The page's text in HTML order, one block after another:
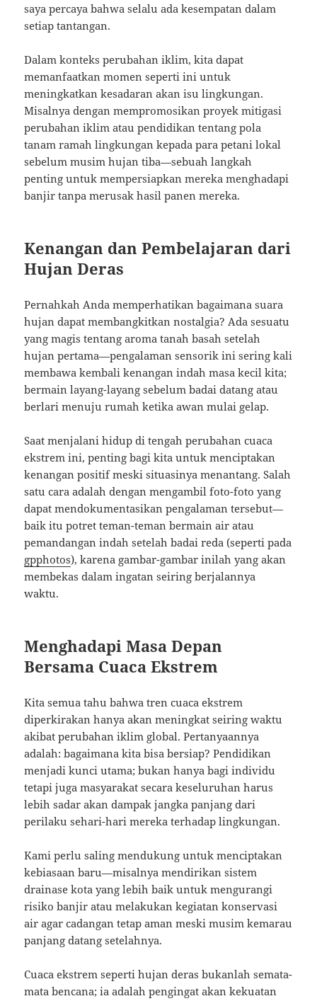
saya percaya bahwa selalu ada kesempatan dalam
setiap tantangan.
Dalam konteks perubahan iklim, kita dapat
memanfaatkan momen seperti ini untuk
meningkatkan kesadaran akan isu lingkungan.
Misalnya dengan mempromosikan proyek mitigasi
perubahan iklim atau pendidikan tentang pola
tanam ramah lingkungan kepada para petani lokal
sebelum musim hujan tiba—sebuah langkah
penting untuk mempersiapkan mereka menghadapi
banjir tanpa merusak hasil panen mereka.
Kenangan dan Pembelajaran dari
Hujan Deras
Pernahkah Anda memperhatikan bagaimana suara
hujan dapat membangkitkan nostalgia? Ada sesuatu
yang magis tentang aroma tanah basah setelah
hujan pertama—pengalaman sensorik ini sering kali
membawa kembali kenangan indah masa kecil kita;
bermain layang-layang sebelum badai datang atau
berlari menuju rumah ketika awan mulai gelap.
Saat menjalani hidup di tengah perubahan cuaca
ekstrem ini, penting bagi kita untuk menciptakan
kenangan positif meski situasinya menantang. Salah
satu cara adalah dengan mengambil foto-foto yang
dapat mendokumentasikan pengalaman tersebut—
baik itu potret teman-teman bermain air atau
pemandangan indah setelah badai reda (seperti pada
gpphotos), karena gambar-gambar inilah yang akan
membekas dalam ingatan seiring berjalannya
waktu.
Menghadapi Masa Depan
Bersama Cuaca Ekstrem
Kita semua tahu bahwa tren cuaca ekstrem
diperkirakan hanya akan meningkat seiring waktu
akibat perubahan iklim global. Pertanyaannya
adalah: bagaimana kita bisa bersiap? Pendidikan
menjadi kunci utama; bukan hanya bagi individu
tetapi juga masyarakat secara keseluruhan harus
lebih sadar akan dampak jangka panjang dari
perilaku sehari-hari mereka terhadap lingkungan.
Kami perlu saling mendukung untuk menciptakan
kebiasaan baru—misalnya mendirikan sistem
drainase kota yang lebih baik untuk mengurangi
risiko banjir atau melakukan kegiatan konservasi
air agar cadangan tetap aman meski musim kemarau
panjang datang setelahnya.
Cuaca ekstrem seperti hujan deras bukanlah semata-
mata bencana; ia adalah pengingat akan kekuatan